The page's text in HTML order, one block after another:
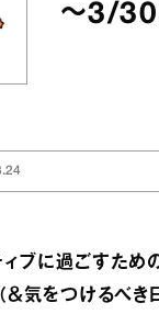
～3/30
ブに過ごすため
＆気をつけるべき